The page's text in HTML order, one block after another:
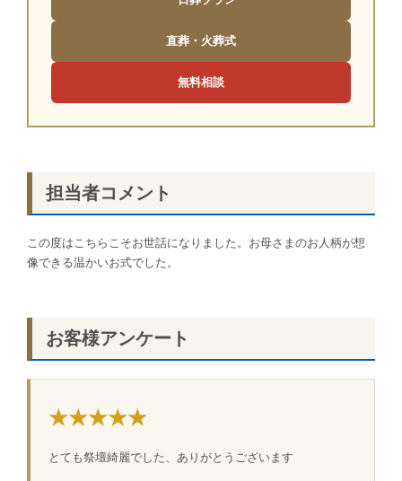
直葬・火葬式
無料相談
担当者コメント
この度はこちらこそお世話になりました。お母さまのお人柄が想
像できる温かいお式でした。
お客様アンケート
★★★★★
とても祭壇綺麗でした、ありがとうございます